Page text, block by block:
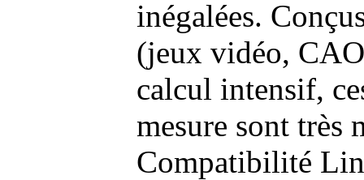
inégalées.
(jeux vidéo,
calcul intensif,
mesure sont très
Compatibilité